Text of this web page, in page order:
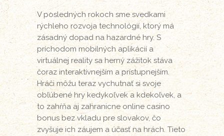
V posledných rokoch sme svedkami
rýchleho rozvoja technológií, ktorý má
zásadný dopad na hazardné hry. S
príchodom mobilných aplikácií a
virtuálnej reality sa herný zážitok stáva
čoraz interaktívnejším a prístupnejším.
Hráči môžu teraz vychutnať si svoje
obľúbené hry kedykoľvek a kdekoľvek, a
to zahŕňa ajzahranicne online casino
bonus bez vkladu pre slovakov, čo
zvyšuje ich záujem a účasť na hrách. Tieto